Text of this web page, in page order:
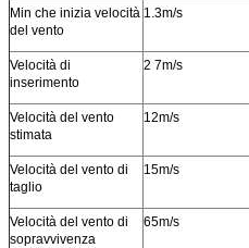
Min che inizia velocità
del vento
1.3m/s
Velocità di
inserimento
2 7m/s
Velocità del vento
stimata
12m/s
Velocità del vento di
taglio
15m/s
Velocità del vento di
sopravvivenza
65m/s